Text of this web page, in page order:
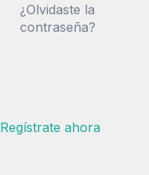
¿Olvidaste la
contraseña?
Regístrate ahora